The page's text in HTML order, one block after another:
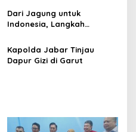
Dari Jagung untuk
Indonesia, Langkah
Perhatian
Kapolda Jabar Tinjau
Dapur Gizi di Garut